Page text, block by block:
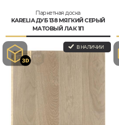
Паркетная доска
KARELIA ДУБ 138 МЯГКИЙ СЕРЫЙ
МАТОВЫЙ ЛАК 1П
В НАЛИЧИИ